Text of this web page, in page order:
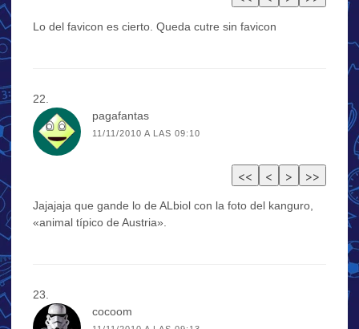
Lo del favicon es cierto. Queda cutre sin favicon
pagafantas
11/11/2010 A LAS 09:10
Jajajaja que gande lo de ALbiol con la foto del kanguro,
«animal típico de Austria».
cocoom